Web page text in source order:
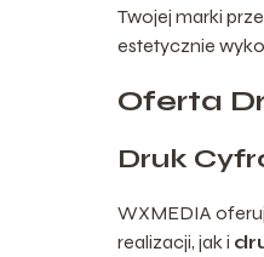
Twojej marki
estetycznie
Oferta
Druk
WXMEDIA
realizacji, jak i